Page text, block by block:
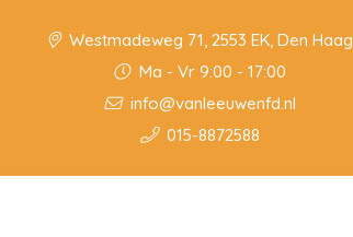
Westmadeweg 71, 2553 EK, Den Haag
Ma - Vr 9:00 - 17:00
info@vanleeuwenfd.nl
015-8872588